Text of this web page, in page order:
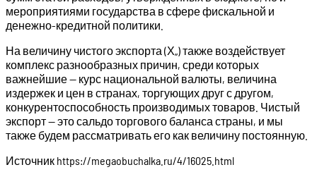
мероприятиями государства в сфере фискальной и
денежно-кредитной политики.
На величину чистого экспорта (Х„) также воздействует
комплекс разнообразных причин, среди которых
важнейшие — курс национальной валюты, величина
издержек и цен в странах, торгующих друг с другом,
конкурентоспособность производимых товаров. Чистый
экспорт — это сальдо торгового баланса страны, и мы
также будем рассматривать его как величину постоянную.
Источник https://megaobuchalka.ru/4/16025.html